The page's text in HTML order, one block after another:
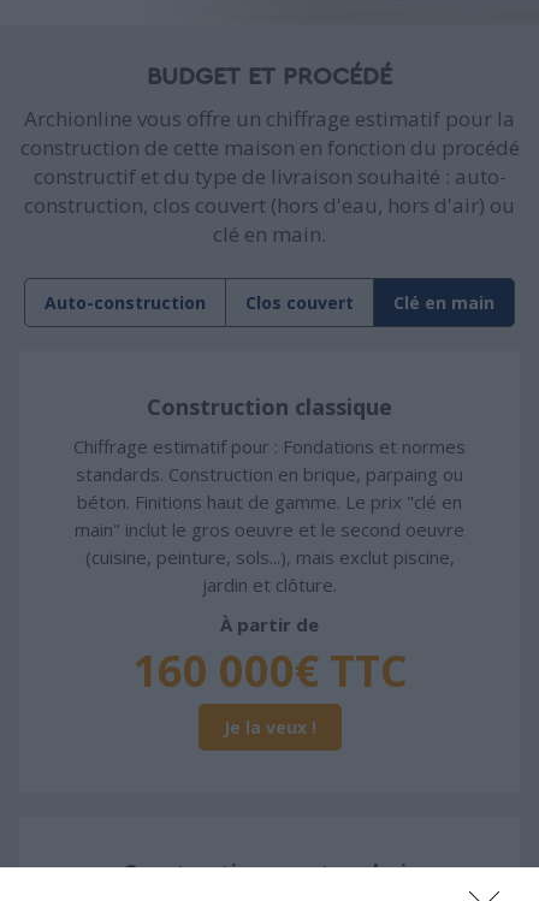
BUDGET ET PROCÉDÉ
Archionline vous offre un chiffrage estimatif pour la
construction de cette maison en fonction du procédé
constructif et du type de livraison souhaité : auto-
construction, clos couvert (hors d'eau, hors d'air) ou
clé en main.
Auto-construction Clos couvert Clé en main
Construction classique
Chiffrage estimatif pour : Fondations et normes
standards. Construction en brique, parpaing ou
béton. Finitions haut de gamme. Le prix "clé en
main" inclut le gros oeuvre et le second oeuvre
(cuisine, peinture, sols...), mais exclut piscine,
jardin et clôture.
À partir de
160 000€ TTC
Je la veux !
Construction ossature bois